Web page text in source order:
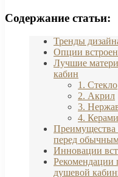
Содержание статьи:
Тренды
Опции
Лучшие
кабин
1. Стекло
2. Акрил
3.
4.
Преимущества
перед
Инновации
Рекомендации
душевой